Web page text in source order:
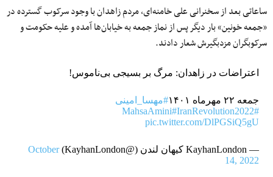
ساعاتی بعد از سخنرانی علی خامنه‌ای، مردم زاهدان با وجود سرکوب گسترده در
«جمعه خونین» بار دیگر پس از نماز جمعه به خیابان‌ها آمده و علیه حکومت و
سرکوبگران مزدبگیرش شعار دادند.
اعتراضات در زاهدان: مرگ بر بسیجی بی‌ناموس!
جمعه ۲۲ مهرماه ۱۴۰۱
#مهسا_امینی
#MahsaAmini
#IranRevolution2022
pic.twitter.com/DlPGSiQ5gU
— KayhanLondon کیهان لندن (@KayhanLondon)
October
14, 2022